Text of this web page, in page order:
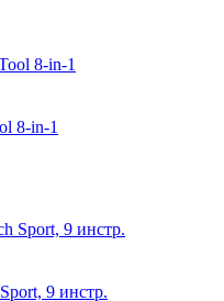
8-in-1
9 инстр.